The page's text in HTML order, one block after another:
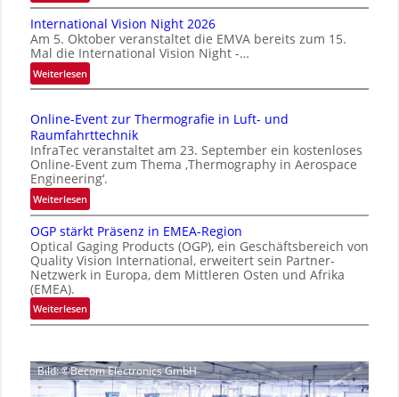
ä
s
s
g
D
r
u
m
a
r
k
k
e
H
o
m
e
p
a
e
‚
H
y
p
e
r
s
p
e
c
t
r
l
N
International Vision Night 2026
Am 5. Oktober veranstaltet die EMVA bereits zum 15.
Mal die International Vision Night -…
Weiterlesen:
I
t
e
r
n
a
t
o
n
a
V
i
i
o
Online-Event zur Thermografie in Luft- und
Raumfahrttechnik
InfraTec veranstaltet am 23. September ein kostenloses
Online-Event zum Thema ‚Thermography in Aerospace
Engineering‘.
Weiterlesen:
O
n
l
i
n
e
-
e
n
OGP stärkt Präsenz in EMEA-Region
Optical Gaging Products (OGP), ein Geschäftsbereich von
Quality Vision International, erweitert sein Partner-
Netzwerk in Europa, dem Mittleren Osten und Afrika
(EMEA).
Weiterlesen:
O
P
s
Bild: ©Becom Electronics GmbH